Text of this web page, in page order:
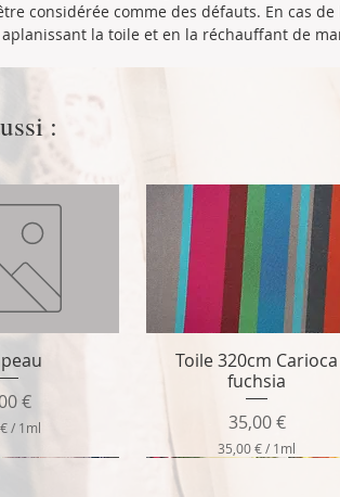
considérée comme des défauts. En cas
la toile et en la réchauffant de
:
rapide
€
/ 1ml
,
Aperçu rapide
Toile 320cm Carioca
fuchsia
Prix
35,00 €
35,00 € / 1ml